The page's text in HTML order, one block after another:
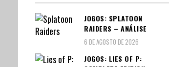
JOGOS: SPLATOON
RAIDERS – ANÁLISE
6 DE AGOSTO DE 2026
JOGOS: LIES OF P: